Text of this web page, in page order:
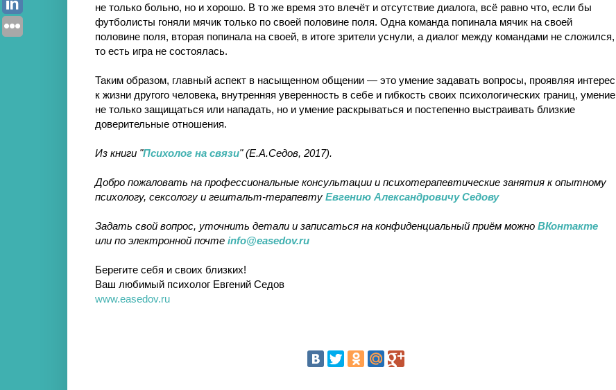
не только больно, но и хорошо. В то же время это влечёт и отсутствие диалога, всё равно что, если бы
футболисты гоняли мячик только по своей половине поля. Одна команда попинала мячик на своей
половине поля, вторая попинала на своей, в итоге зрители уснули, а диалог между командами не сложился,
то есть игра не состоялась.
Таким образом, главный аспект в насыщенном общении — это умение задавать вопросы, проявляя интерес
к жизни другого человека, внутренняя уверенность в себе и гибкость своих психологических границ, умение
не только защищаться или нападать, но и умение раскрываться и постепенно выстраивать близкие
доверительные отношения.
Из книги "Психолог на связи" (Е.А.Седов, 2017).
Добро пожаловать на профессиональные консультации и психотерапевтические занятия к опытному
психологу, сексологу и гештальт-терапевту Евгению Александровичу Седову
Задать свой вопрос, уточнить детали и записаться на конфиденциальный приём можно ВКонтакте
или по электронной почте info@easedov.ru
Берегите себя и своих близких!
Ваш любимый психолог Евгений Седов
www.easedov.ru